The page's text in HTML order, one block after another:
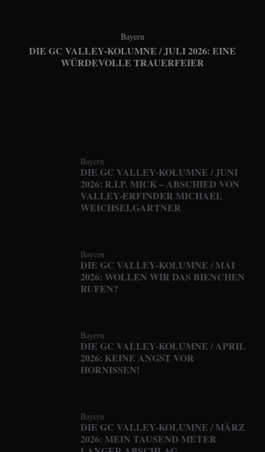
Bayern
DIE GC VALLEY-KOLUMNE / JULI 2026: EINE
WÜRDEVOLLE TRAUERFEIER
Bayern
DIE GC VALLEY-KOLUMNE / JUNI
2026: R.I.P. MICK – ABSCHIED VON
VALLEY-ERFINDER MICHAEL
WEICHSELGARTNER
Bayern
DIE GC VALLEY-KOLUMNE / MAI
2026: WOLLEN WIR DAS BIENCHEN
RUFEN?
Bayern
DIE GC VALLEY-KOLUMNE / APRIL
2026: KEINE ANGST VOR
HORNISSEN!
Bayern
DIE GC VALLEY-KOLUMNE / MÄRZ
2026: MEIN TAUSEND METER